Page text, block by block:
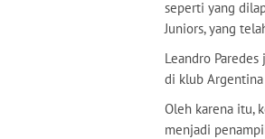
seperti yang
Juniors, yang
Leandro
di klub
Oleh karena itu,
menjadi